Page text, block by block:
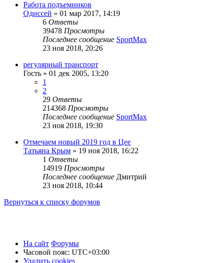
Работа подъемников
Одиссей » 01 мар 2017, 14:19
6 Ответы
39478 Просмотры
Последнее сообщение SportMax
23 ноя 2018, 20:26
регулярный транспорт
Гость » 01 дек 2005, 13:20
1
2
29 Ответы
214368 Просмотры
Последнее сообщение SportMax
23 ноя 2018, 19:30
Отмечаем новый 2019 год в Цее
Татьяна Крым » 19 ноя 2018, 16:22
1 Ответы
14919 Просмотры
Последнее сообщение Дмитрий
23 ноя 2018, 10:44
Вернуться к списку форумов
На сайт Форумы
Часовой пояс: UTC+03:00
Удалить cookies